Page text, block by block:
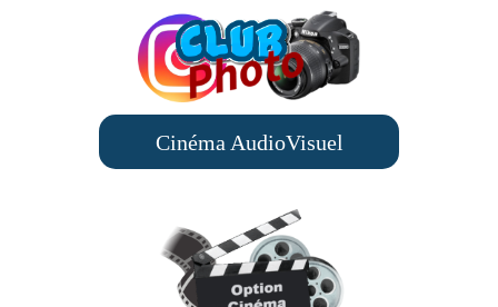
Cinéma AudioVisuel